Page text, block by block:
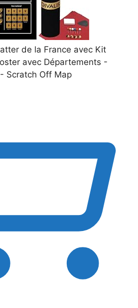
de la France avec Kit
avec Départements -
Scratch Off Map